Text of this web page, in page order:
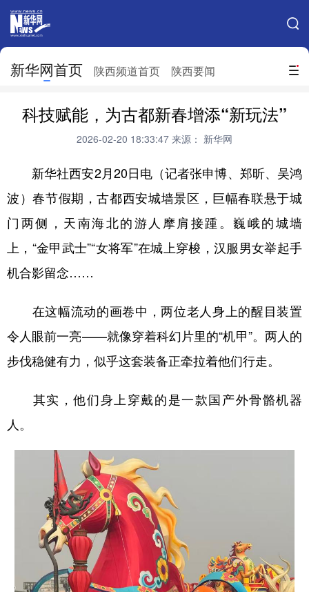
搜索
新华网首页 陕西频道首页 陕西要闻
网站地图
北京 天津 河北 山西
浙江 福建 江西
广东 广西 海南 重庆
四川
新疆 内蒙古 黑龙江
科技赋能，为古都新春增添“新玩法”
2026-02-20 18:33:47 来源： 新华网
新华社西安2月20日电（记者张申博、郑昕、吴鸿
波）春节假期，古都西安城墙景区，巨幅春联悬于城
门两侧，天南海北的游人摩肩接踵。巍峨的城墙
上，“金甲武士”“女将军”在城上穿梭，汉服男女举起手
机合影留念……
在这幅流动的画卷中，两位老人身上的醒目装置
令人眼前一亮——就像穿着科幻片里的“机甲”。两人的
步伐稳健有力，似乎这套装备正牵拉着他们行走。
其实，他们身上穿戴的是一款国产外骨骼机器
人。